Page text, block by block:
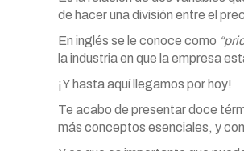
de hacer una división entre el
En inglés se le conoce como
la industria en que la empresa
¡Y hasta aquí llegamos por hoy!
Te acabo de presentar doce
más conceptos esenciales, y